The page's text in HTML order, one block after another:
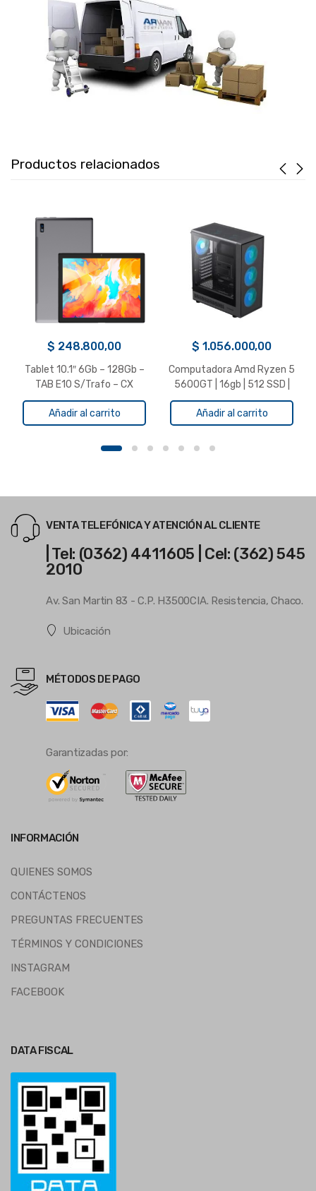
Productos relacionados
$ 248.800,00
Tablet 10.1″ 6Gb – 128Gb –
TAB E10 S/Trafo – CX
Añadir al carrito
$ 1.056.000,00
Computadora Amd Ryzen 5
5600GT | 16gb | 512 SSD |
500w Gamer (Armada)
Añadir al carrito
VENTA TELEFÓNICA Y ATENCIÓN AL CLIENTE
| Tel: (0362) 4411605 | Cel: (362) 545
2010
Av. San Martin 83 - C.P. H3500CIA. Resistencia, Chaco.
Ubicación
MÉTODOS DE PAGO
Garantizadas por:
INFORMACIÓN
QUIENES SOMOS
CONTÁCTENOS
PREGUNTAS FRECUENTES
TÉRMINOS Y CONDICIONES
INSTAGRAM
FACEBOOK
DATA FISCAL